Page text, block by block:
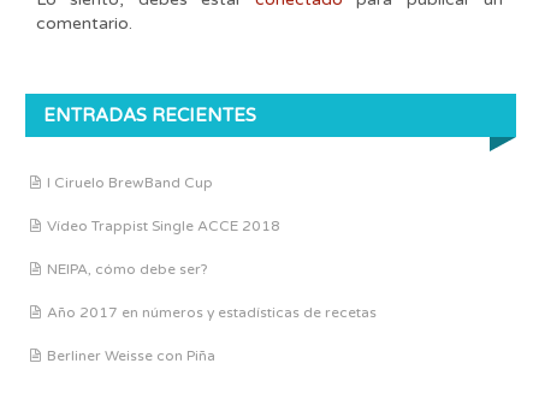
comentario.
ENTRADAS RECIENTES
I Ciruelo BrewBand Cup
Vídeo Trappist Single ACCE 2018
NEIPA, cómo debe ser?
Año 2017 en números y estadísticas de recetas
Berliner Weisse con Piña